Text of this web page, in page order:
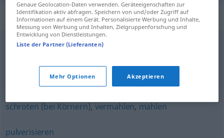
Synonyme für "zerreiben"
, (sich) abquälen
(sich) abmühen,(sich) verausgaben,(sich)
abarbeiten (an),(jemanden) zermürben
schroten (bei Körnern), vermahlen, mahlen
pulverisieren
Genaue Geolocation-Daten verwenden. Geräteeigenschaften zur
Identifikation aktiv abfragen. Speichern von und/oder Zugriff auf
Informationen auf einem Gerät. Personalisierte Werbung und Inhalte,
Messung von Werbung und Inhalten, Zielgruppenforschung und
Entwicklung von Dienstleistungen.
Liste der Partner (Lieferanten)
Mehr Optionen Akzeptieren